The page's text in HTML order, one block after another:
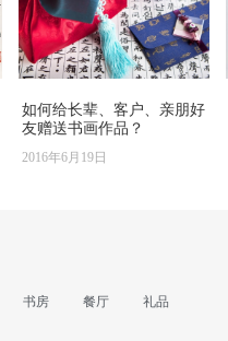
如何给长辈、客户、亲朋好
友赠送书画作品？
2016年6月19日
书房 餐厅 礼品